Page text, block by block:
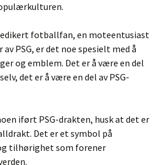
fotballfan, en moteentusiast
PSG, er det noe spesielt med å
og emblem. Det er å være en del
det er å være en del av PSG-
iført PSG-drakten, husk at det er
Det er et symbol på
tilhørighet som forener